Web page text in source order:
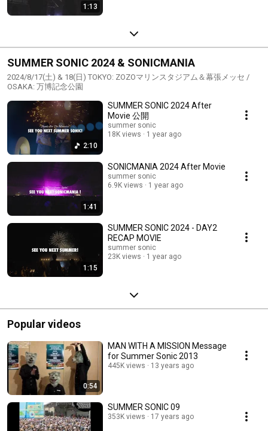
1:13
SUMMER SONIC 2024 & SONICMANIA
2024/8/17(土) & 18(日) TOKYO: ZOZOマリンスタジアム＆幕張メッセ /
OSAKA: 万博記念公園
2:10
SUMMER SONIC 2024 After
Movie 公開
summer sonic
18K views
1 year ago
1:41
SONICMANIA 2024 After Movie
summer sonic
6.9K views
1 year ago
1:15
SUMMER SONIC 2024 - DAY2
RECAP MOVIE
summer sonic
23K views
1 year ago
Popular videos
0:54
MAN WITH A MISSION Message
for Summer Sonic 2013
445K views 13 years ago
SUMMER SONIC 09
353K views 17 years ago